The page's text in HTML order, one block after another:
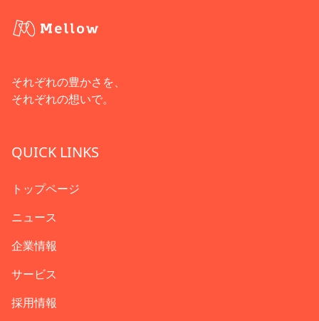
それぞれの豊かさを、
それぞれの想いで。
QUICK LINKS
トップページ
ニュース
企業情報
サービス
採用情報